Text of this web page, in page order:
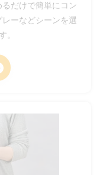
だけで簡単にコン
ーなどシーンを選
。